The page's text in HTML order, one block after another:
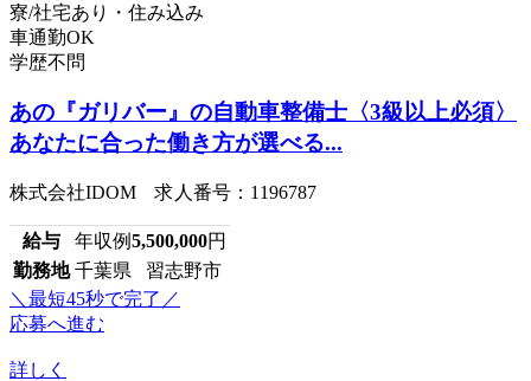
寮/社宅あり・住み込み
車通勤OK
学歴不問
あの『ガリバー』の自動車整備士〈3級以上必須〉
あなたに合った働き方が選べる...
株式会社IDOM 求人番号：1196787
給与 年収例5,500,000円
勤務地 千葉県 習志野市
＼最短45秒で完了／
応募へ進む
詳しく